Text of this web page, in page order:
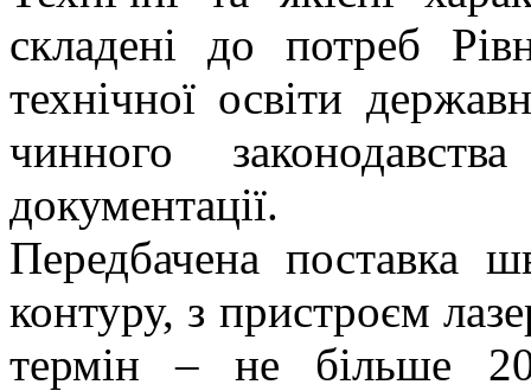
складені до потреб
технічної освіти
чинного
документації.
Передбачена поставка
контуру, з пристроєм
термін – не більше